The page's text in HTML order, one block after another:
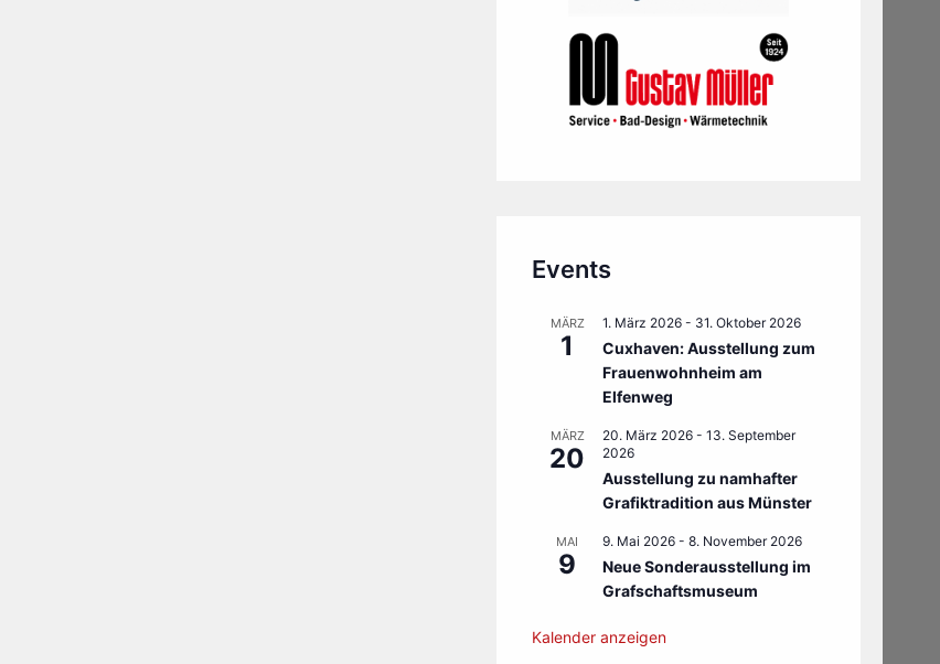
Events
MÄRZ
1
1. März 2026 - 31. Oktober 2026
Cuxhaven: Ausstellung zum
Frauenwohnheim am
Elfenweg
MÄRZ
20
20. März 2026 - 13. September
2026
Ausstellung zu namhafter
Grafiktradition aus Münster
MAI
9
9. Mai 2026 - 8. November 2026
Neue Sonderausstellung im
Grafschaftsmuseum
Kalender anzeigen